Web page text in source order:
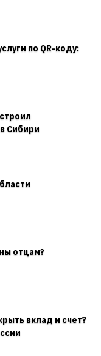
по QR-коду:
Сибири
отцам?
вклад и счет?